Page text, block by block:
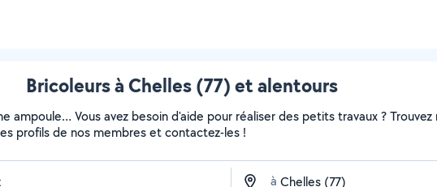
Bricoleurs à Chelles (77) et alentours
ampoule… Vous avez besoin d'aide pour réaliser des petits travaux ?
profils de nos membres et contactez-les !
à